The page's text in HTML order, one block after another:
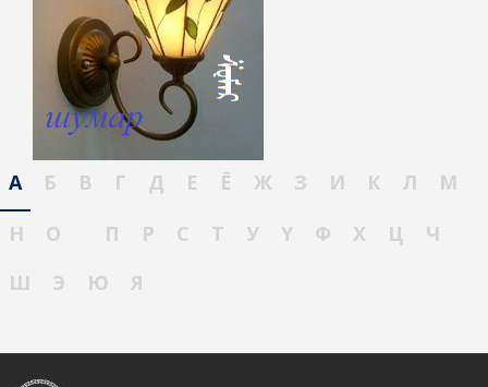
А Б В Г Д Е Ё Ж З И К Л
М
Н
О П Р С Т У Ү Ф Х Ц
Ч
Ш
Э Ю Я